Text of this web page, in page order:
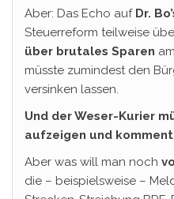
Aber: Das Echo auf Dr.
Steuerreform teilweise
über brutales Sparen
müsste zumindest den
versinken lassen.
Und der Weser-Kurier
aufzeigen und
Aber was will man noch
die – beispielsweise –